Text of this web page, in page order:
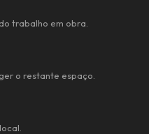
trabalho em obra.
o restante espaço.